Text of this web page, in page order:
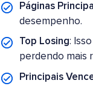
Páginas
desempenho.
Top Losing:
perdendo mais
Principais